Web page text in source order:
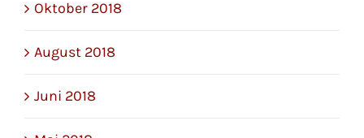
Oktober 2018
August 2018
Juni 2018